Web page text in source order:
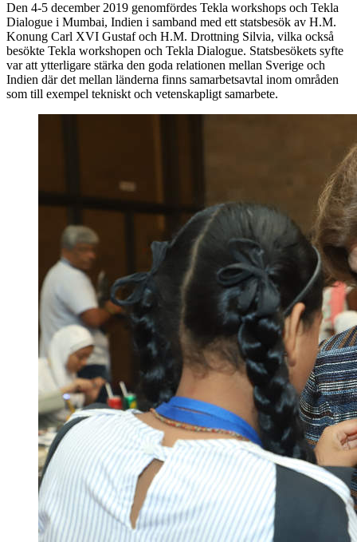
Den 4-5 december 2019 genomfördes Tekla workshops och Tekla
Dialogue i Mumbai, Indien i samband med ett statsbesök av H.M.
Konung Carl XVI Gustaf och H.M. Drottning Silvia, vilka också
besökte Tekla workshopen och Tekla Dialogue. Statsbesökets syfte
var att ytterligare stärka den goda relationen mellan Sverige och
Indien där det mellan länderna finns samarbetsavtal inom områden
som till exempel tekniskt och vetenskapligt samarbete.